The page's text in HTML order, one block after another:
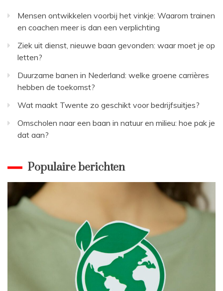
Mensen ontwikkelen voorbij het vinkje: Waarom trainen
en coachen meer is dan een verplichting
Ziek uit dienst, nieuwe baan gevonden: waar moet je op
letten?
Duurzame banen in Nederland: welke groene carrières
hebben de toekomst?
Wat maakt Twente zo geschikt voor bedrijfsuitjes?
Omscholen naar een baan in natuur en milieu: hoe pak je
dat aan?
Populaire berichten